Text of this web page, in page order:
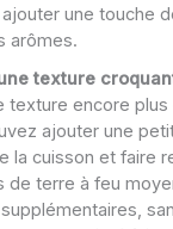
une touche
arômes.
texture
texture encore plus
ajouter une
la cuisson et faire
de terre à feu